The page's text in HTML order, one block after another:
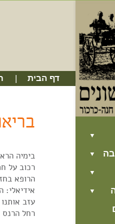
דף הבית
בימיה
רכוב על
הרופא
אידיאלי:
עזב
רחל